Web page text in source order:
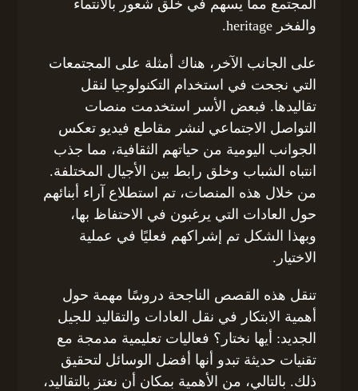
المجتمع مما يسهم في خلق شعور بالانتماء
والفخر heritage.
على الجانب الآخر، هناك أمثلة على المجتمعات
التي نجحت في استخدام التكنولوجيا لنقل
تقاليدها. فبعض الأسر استخدمت منصات
التواصل الاجتماعي لنشر مقاطع فيديو تعكس
الجوانب اليومية من حياتهم الثقافية، مما جذب
انتباه الشباب وخلق رابط بين الأجيال المختلفة.
من خلال هذه المنصات، تم استطلاع آراء أبنائهم
حول العادات التي يرغبون في الاحتفاظ بها،
وبهذا الشكل تم إشراكهم فعليًا في عملية
الاختيار.
تنقل هذه القصص الناجحة دروسًا مهمة حول
أهمية الابتكار في نقل العادات والتقاليد للجيل
الجديد: أيها نختار؟ فعاليات تعليمية مدمجة مع
تقنيات حديثة تبدو أنها أفضل الوسائل لتحقيق
ذلك. بالتالي، من الأهمية بمكان أن نعتز بالتقاليد،